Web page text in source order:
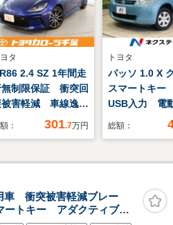
タ
2.4 SZ 1年間走
無制限保証 衝突回
被害軽減 車線逸脱
報機能 メモリナ
ーズコントロール
再生 スマート
ー オートエアコン
： 301.7万円
トヨタ
パッソ 1.0 X
スマートキ
USB入力 電
ミラー シー
総額：
衝突被害軽減ブレー
トキー アダクティブク
ッドライト オートエアコ